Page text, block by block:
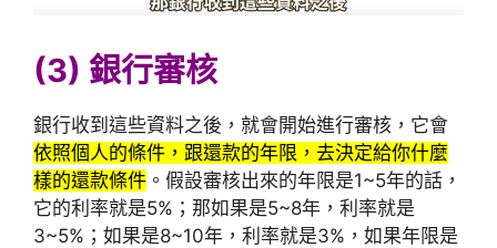
(3) 銀行審核
銀行收到這些資料之後，就會開始進行審核，它會
依照個人的條件，跟還款的年限，去決定給你什麼
樣的還款條件 。假設審核出來的年限是1~5年的話，
它的利率就是5%；那如果是5~8年，利率就是
3~5%；如果是8~10年，利率就是3%，如果年限是